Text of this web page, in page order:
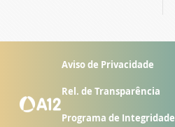
Aviso de Privacidade
Rel. de Transparência
Programa de Integridade